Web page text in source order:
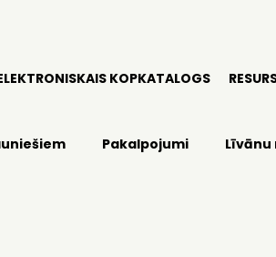
KOPKATALOGS
Pakalpojumi Līvānu